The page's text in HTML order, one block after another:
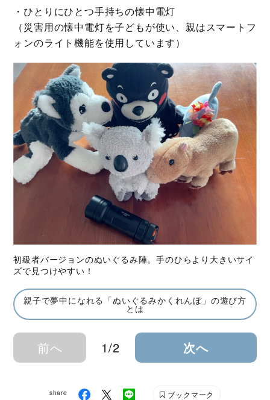
・ひとりにひとつ手持ちの懐中電灯
（災害用の懐中電灯を子どもが使い、親はスマートフ
ォンのライト機能を使用しています）
初級者バージョンのぬいぐるみ陣。手のひらより大きいサイ
ズで見つけやすい！
親子で夢中になれる「ぬいぐるみかくれんぼ」の遊び方
とは
前へ 1/2 次へ
share ブックマーク